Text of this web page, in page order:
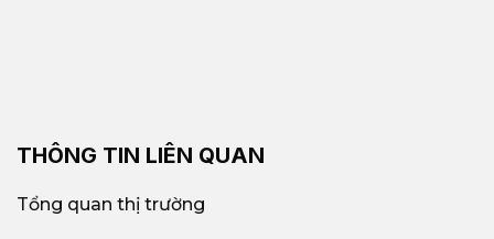
THÔNG TIN LIÊN QUAN
Tổng quan thị trường